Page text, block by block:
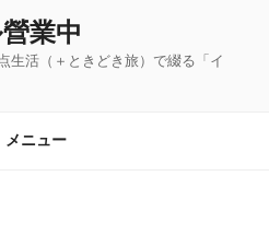
業中
生活（＋ときどき旅）で綴る「イ
メニュー